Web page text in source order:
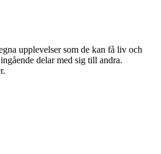
upplevelser som de kan få liv och
delar med sig till andra.